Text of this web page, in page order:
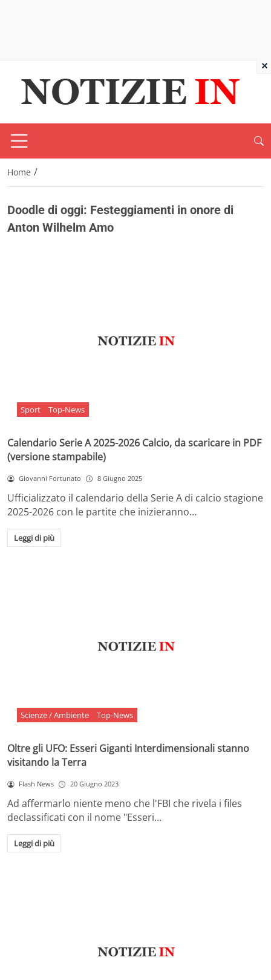
Home /
Doodle di oggi: Festeggiamenti in onore di
Anton Wilhelm Amo
Sport Top-News
Calendario Serie A 2025-2026 Calcio, da scaricare in PDF
(versione stampabile)
Giovanni Fortunato 8 Giugno 2025
Ufficializzato il calendario della Serie A di calcio stagione
2025-2026 con le partite che inizieranno…
Leggi di più
Scienze / Ambiente Top-News
Oltre gli UFO: Esseri Giganti Interdimensionali stanno
visitando la Terra
Flash News 20 Giugno 2023
Ad affermarlo niente meno che l'FBI che rivela i files
declassificati con il nome "Esseri…
Leggi di più
×